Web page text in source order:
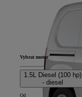
Vybrat motor
1.5L Diesel (100 hp)
- diesel
Od